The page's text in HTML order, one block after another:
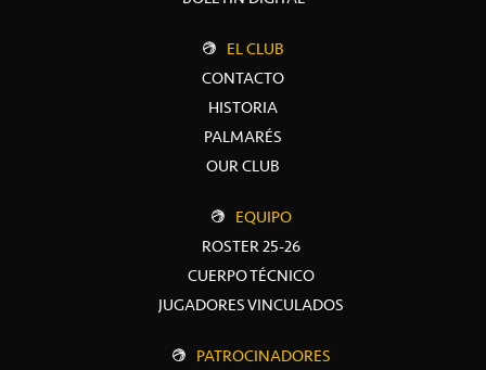
EL CLUB
CONTACTO
HISTORIA
PALMARÉS
OUR CLUB
EQUIPO
ROSTER 25-26
CUERPO TÉCNICO
JUGADORES VINCULADOS
PATROCINADORES